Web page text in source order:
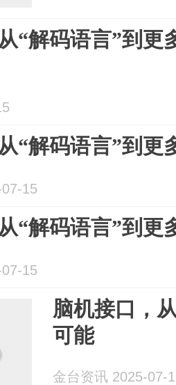
“解码语言”到更
“解码语言”到更
15
“解码语言”到更
15
脑机接口，
可能
金台资讯 2025-07-